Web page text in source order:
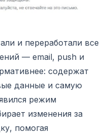
и переработали все
— email, push и
содержат
данные и самую
режим
изменения за
помогая